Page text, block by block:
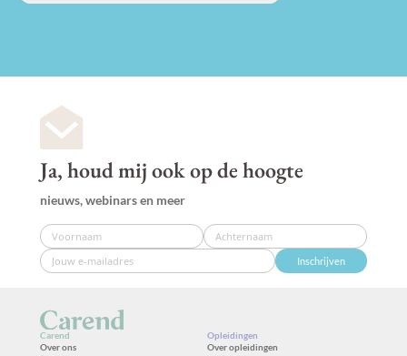
Ja, houd mij ook op de hoogte
nieuws, webinars en meer
Inschrijven
Carend
Over ons
Opleidingen
Over opleidingen